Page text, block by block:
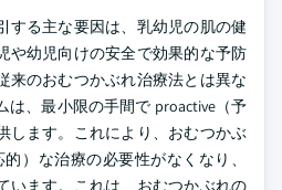
する主な要因は、乳幼児の肌の健
や幼児向けの安全で効果的な予防
来のおむつかぶれ治療法とは異な
は、最小限の手間で proactive（予
します。これにより、おむつかぶ
）な治療の必要性がなくなり、
います。これは、おむつかぶれの